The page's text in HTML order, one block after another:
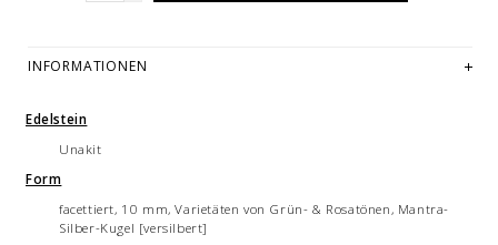
INFORMATIONEN
Edelstein
Unakit
Form
facettiert, 10 mm, Varietäten von Grün- & Rosatönen, Mantra-
Silber-Kugel [versilbert]